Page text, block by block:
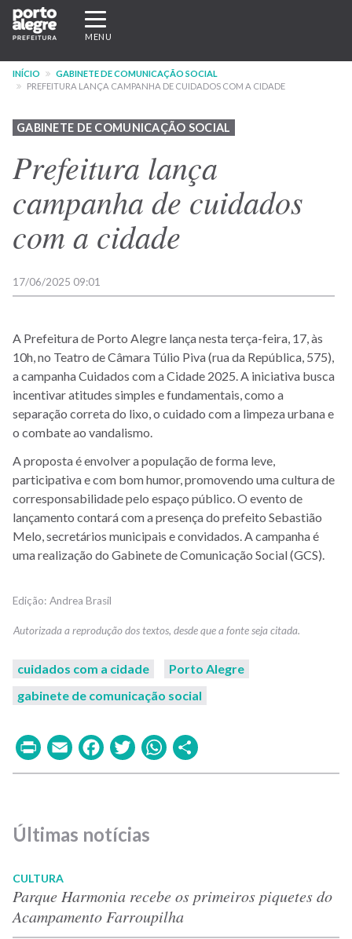
Pular
para
conteúdo
principal
Expandir/recolher
navegação
MENU
INÍCIO
GABINETE DE COMUNICAÇÃO SOCIAL
PREFEITURA LANÇA CAMPANHA DE CUIDADOS COM A CIDADE
GABINETE DE COMUNICAÇÃO SOCIAL
Prefeitura lança
campanha de cuidados
com a cidade
17/06/2025 09:01
A Prefeitura de Porto Alegre lança nesta terça-feira, 17, às
10h, no Teatro de Câmara Túlio Piva (rua da República, 575),
a campanha Cuidados com a Cidade 2025. A iniciativa busca
incentivar atitudes simples e fundamentais, como a
separação correta do lixo, o cuidado com a limpeza urbana e
o combate ao vandalismo.
A proposta é envolver a população de forma leve,
participativa e com bom humor, promovendo uma cultura de
corresponsabilidade pelo espaço público. O evento de
lançamento contará com a presença do prefeito Sebastião
Melo, secretários municipais e convidados. A campanha é
uma realização do Gabinete de Comunicação Social (GCS).
Andrea Brasil
cuidados com a cidade
Porto Alegre
gabinete de comunicação social
PrintEmailFacebook
TwitterWhatsApp
Últimas notícias
CULTURA
Parque Harmonia recebe os primeiros piquetes do
Acampamento Farroupilha